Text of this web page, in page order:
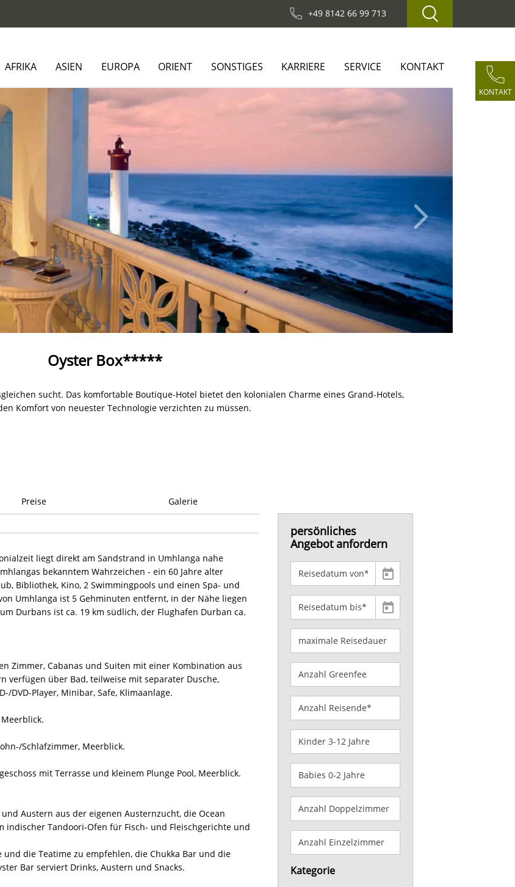
+49 8142 66 99 713
KONTAKT
AFRIKA ASIEN EUROPA ORIENT SONSTIGES KARRIERE SERVICE KONTAKT
Oyster Box*****
sucht. Das komfortable Boutique-Hotel bietet den kolonialen Charme eines Grand-Hotels,
Komfort von neuester Technologie verzichten zu müssen.
Preise Galerie
liegt direkt am Sandstrand in Umhlanga nahe
bekanntem Wahrzeichen - ein 60 Jahre alter
Bibliothek, Kino, 2 Swimmingpools und einen Spa- und
Umhlanga ist 5 Gehminuten entfernt, in der Nähe liegen
Durbans ist ca. 19 km südlich, der Flughafen Durban ca.
Zimmer, Cabanas und Suiten mit einer Kombination aus
verfügen über Bad, teilweise mit separater Dusche,
DVD-Player, Minibar, Safe, Klimaanlage.
Schlafzimmer, Meerblick.
mit Terrasse und kleinem Plunge Pool, Meerblick.
Austern aus der eigenen Austernzucht, die Ocean
indischer Tandoori-Ofen für Fisch- und Fleischgerichte und
die Teatime zu empfehlen, die Chukka Bar und die
Bar serviert Drinks, Austern und Snacks.
persönliches
Angebot anfordern
Kategorie